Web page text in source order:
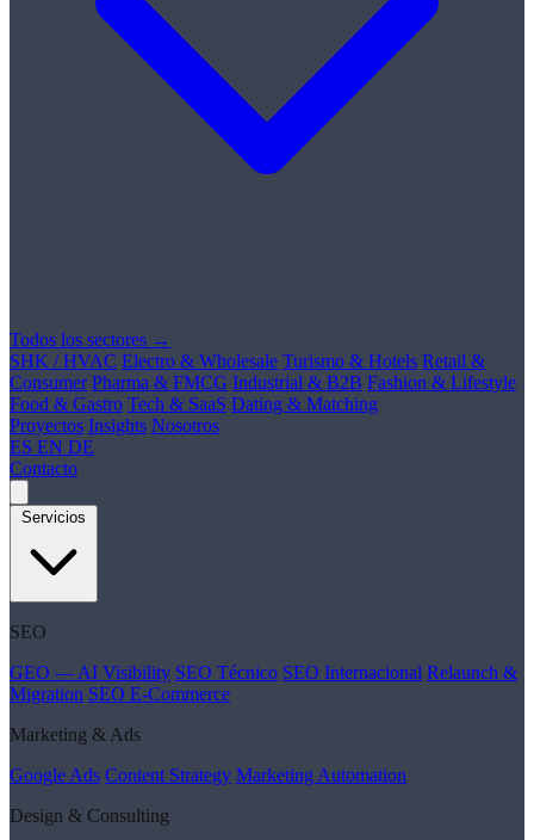
Todos los sectores →
SHK / HVAC Electro & Wholesale Turismo & Hotels Retail &
Consumer Pharma & FMCG Industrial & B2B Fashion & Lifestyle
Food & Gastro Tech & SaaS Dating & Matching
Proyectos Insights Nosotros
ES EN DE
Contacto
Servicios
SEO
GEO — AI Visibility SEO Técnico SEO Internacional Relaunch &
Migration SEO E-Commerce
Marketing & Ads
Google Ads Content Strategy Marketing Automation
Design & Consulting